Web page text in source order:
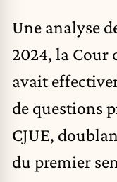
Une analyse
2024, la Cour
avait
de questions
CJUE,
du premier